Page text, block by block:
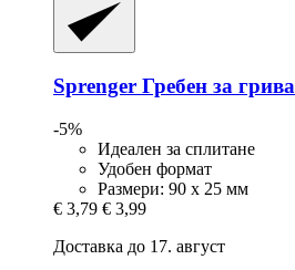
Sprenger Гребен за грива
-5%
Идеален за сплитане
Удобен формат
Размери: 90 x 25 мм
€ 3,79 € 3,99
Доставка до 17. август